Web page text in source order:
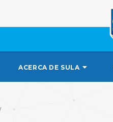
ACERCA DE SULA